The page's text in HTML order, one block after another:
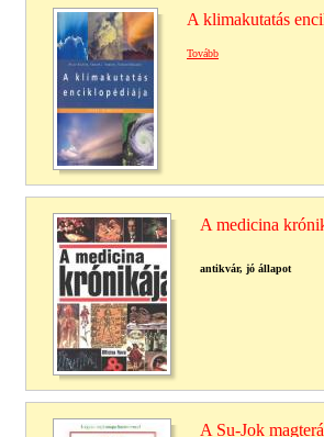
A klimakutatás
Tovább
A medicina
antikvár, jó állapot
A Su-Jok